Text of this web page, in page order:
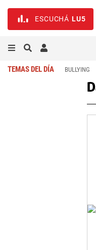
ESCUCHÁ LU5
TEMAS DEL DÍA BULLYING